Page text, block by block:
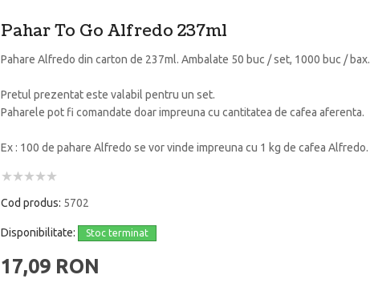
Pahar To Go Alfredo 237ml
Pahare Alfredo din carton de 237ml. Ambalate 50 buc / set, 1000 buc / bax.
Pretul prezentat este valabil pentru un set.
Paharele pot fi comandate doar impreuna cu cantitatea de cafea aferenta.
Ex : 100 de pahare Alfredo se vor vinde impreuna cu 1 kg de cafea Alfredo.
Cod produs: 5702
Disponibilitate: Stoc terminat
17,09 RON